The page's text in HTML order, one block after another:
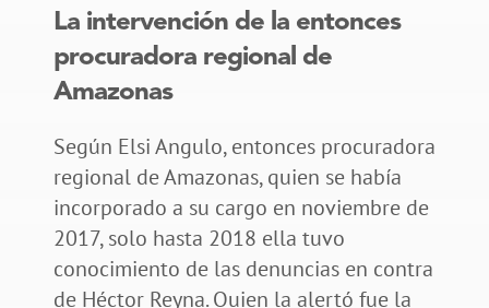
La intervención de la entonces
procuradora regional de
Amazonas
Según Elsi Angulo, entonces procuradora
regional de Amazonas, quien se había
incorporado a su cargo en noviembre de
2017, solo hasta 2018 ella tuvo
conocimiento de las denuncias en contra
de Héctor Reyna. Quien la alertó fue la